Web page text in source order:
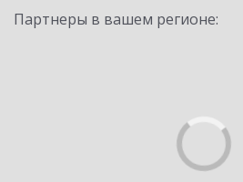
Партнеры в вашем регионе: